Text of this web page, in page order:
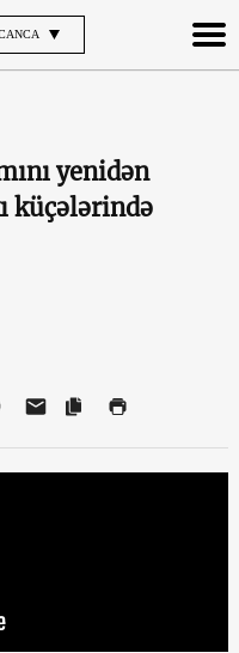
yenidən
küçələrində